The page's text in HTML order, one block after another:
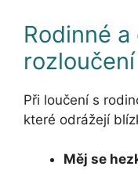
Rodinné
rozloučení
Při loučení s
které odrážejí
Měj se